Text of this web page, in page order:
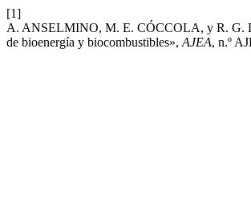
[1]
A. ANSELMINO, M. E. CÓCCOLA, y R. G.
de bioenergía y biocombustibles», AJEA, n.º